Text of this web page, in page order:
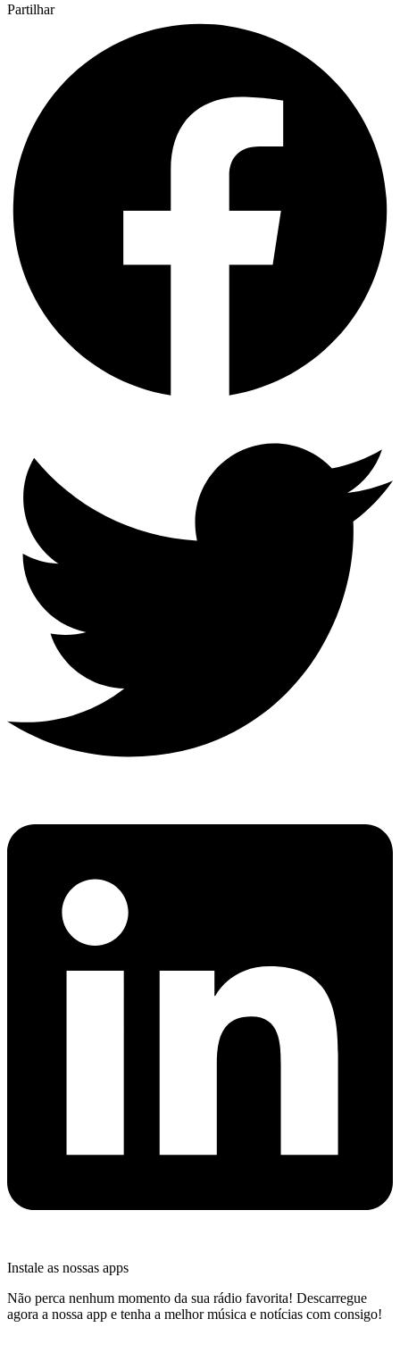
Partilhar
Instale as nossas apps
Não perca nenhum momento da sua rádio favorita! Descarregue
agora a nossa app e tenha a melhor música e notícias com consigo!